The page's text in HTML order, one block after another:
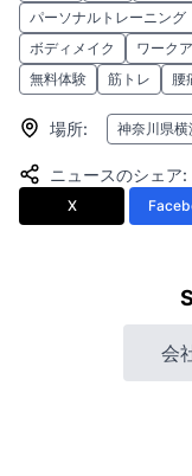
パーソナルトレーニング
ボディメイク
ワーク
無料体験
筋トレ 腰
場所: 神奈川県横
ニュースのシェア:
X
会